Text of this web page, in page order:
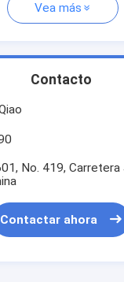
Vea más
Contacto
No. 419, Carretera
Contactar ahora